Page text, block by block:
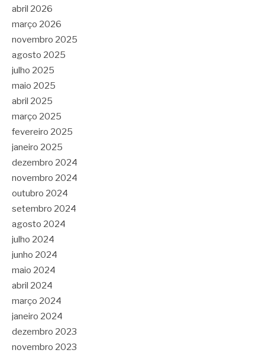
abril 2026
março 2026
novembro 2025
agosto 2025
julho 2025
maio 2025
abril 2025
março 2025
fevereiro 2025
janeiro 2025
dezembro 2024
novembro 2024
outubro 2024
setembro 2024
agosto 2024
julho 2024
junho 2024
maio 2024
abril 2024
março 2024
janeiro 2024
dezembro 2023
novembro 2023